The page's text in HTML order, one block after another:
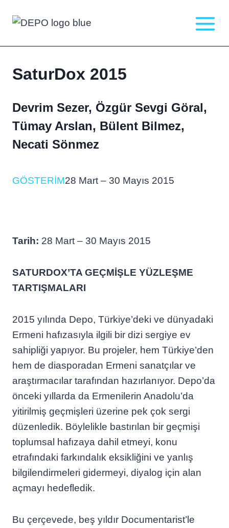
SaturDox 2015
Devrim Sezer, Özgür Sevgi Göral,
Tümay Arslan, Bülent Bilmez,
Necati Sönmez
GÖSTERIM28 Mart – 30 Mayıs 2015
Tarih: 28 Mart – 30 Mayıs 2015
SATURDOX’TA GEÇMİŞLE YÜZLEŞME
TARTIŞMALARI
2015 yılında Depo, Türkiye’deki ve dünyadaki
Ermeni hafızasıyla ilgili bir dizi sergiye ev
sahipliği yapıyor. Bu projeler, hem Türkiye’den
hem de diasporadan Ermeni sanatçılar ve
araştırmacılar tarafından hazırlanıyor. Depo’da
önceki yıllarda da Ermenilerin Anadolu’da
yitirilmiş geçmişleri üzerine pek çok sergi
düzenledik. Böylelikle bastırılan bir geçmişi
toplumsal hafızaya dahil etmeyi, konu
etrafındaki farkındalık eksikliğini ve yanlış
bilgilendirmeleri gidermeyi, diyalog için alan
açmayı hedefledik.
Bu çerçevede, beş yıldır Documentarist’le